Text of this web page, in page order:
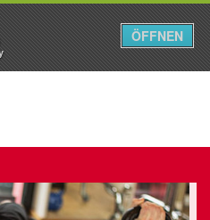
Menü
ÖFFNEN